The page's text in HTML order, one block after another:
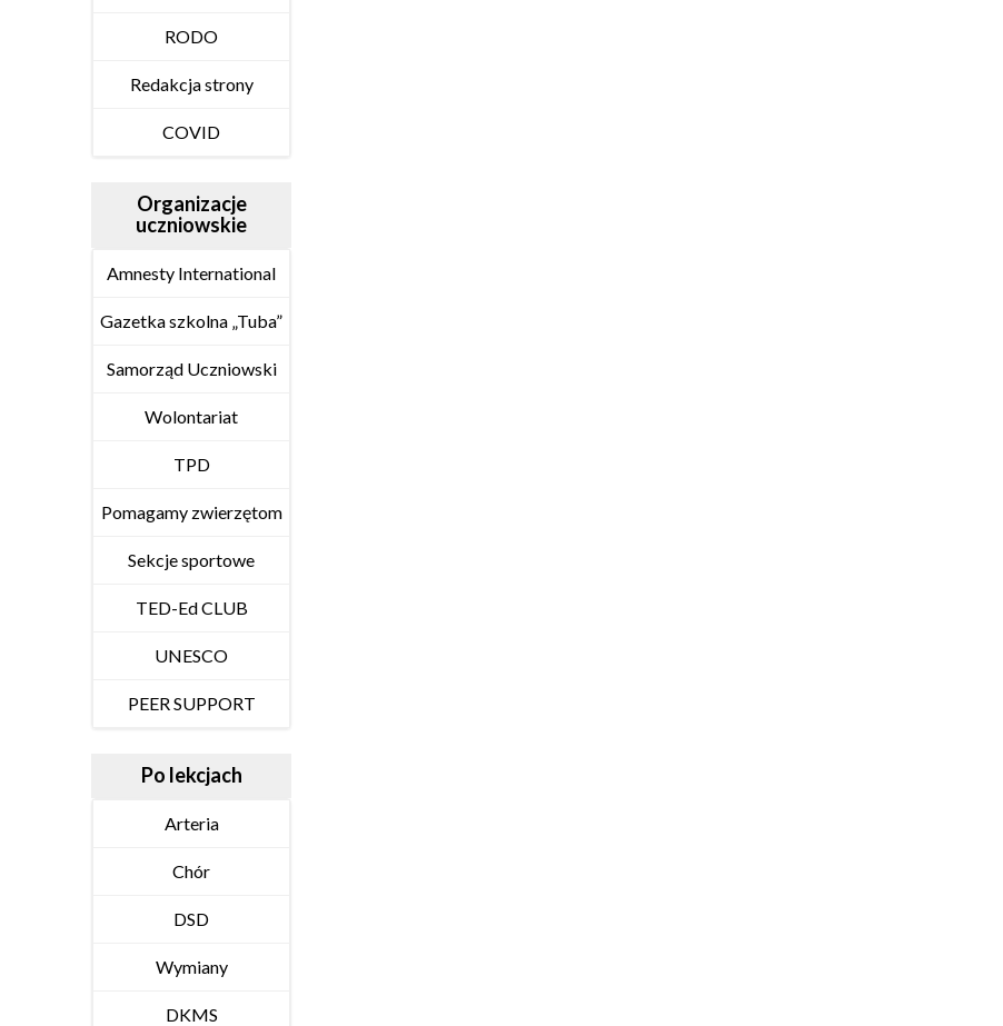
RODO
Redakcja strony
COVID
Organizacje
uczniowskie
Amnesty International
Gazetka szkolna „Tuba”
Samorząd Uczniowski
Wolontariat
TPD
Pomagamy zwierzętom
Sekcje sportowe
TED-Ed CLUB
UNESCO
PEER SUPPORT
Po lekcjach
Arteria
Chór
DSD
Wymiany
DKMS